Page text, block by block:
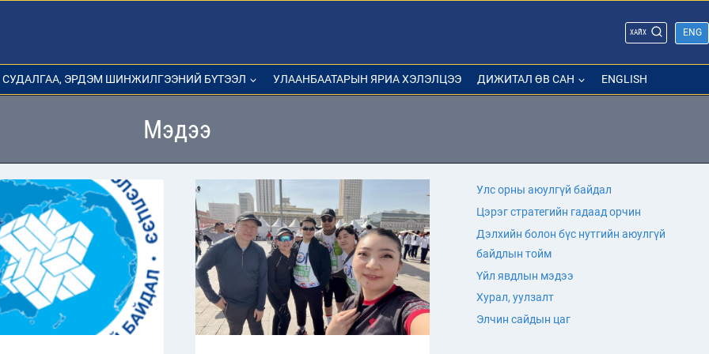
ХАЙХ ENG
СУДАЛГАА, ЭРДЭМ ШИНЖИЛГЭЭНИЙ БҮТЭЭЛ УЛААНБААТАРЫН ЯРИА ХЭЛЭЛЦЭЭ ДИЖИТАЛ ӨВ САН ENGLISH
Мэдээ
Улс орны аюулгүй байдал
Цэрэг стратегийн гадаад орчин
Дэлхийн болон бүс нутгийн аюулгүй
байдлын тойм
Үйл явдлын мэдээ
Хурал, уулзалт
Элчин сайдын цаг